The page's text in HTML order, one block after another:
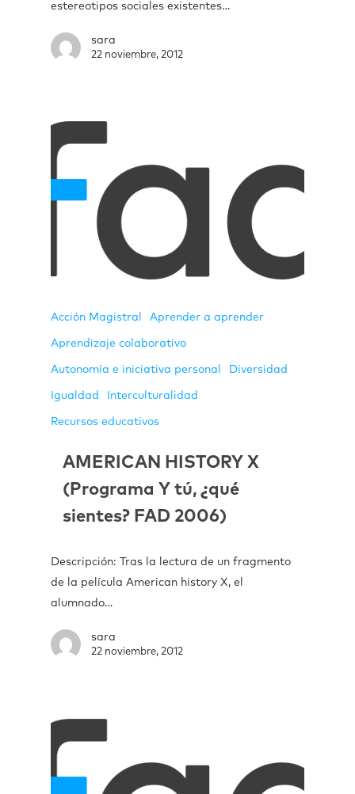
estereotipos sociales existentes…
sara
22 noviembre, 2012
Acción Magistral Aprender a aprender
Aprendizaje colaborativo
Autonomía e iniciativa personal Diversidad
Igualdad Interculturalidad
Recursos educativos
AMERICAN HISTORY X
(Programa Y tú, ¿qué
sientes? FAD 2006)
Descripción: Tras la lectura de un fragmento
de la película American history X, el
alumnado…
sara
22 noviembre, 2012